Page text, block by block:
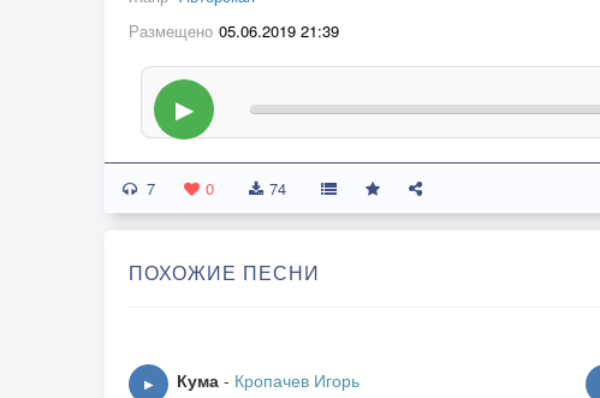
Размещено 05.06.2019 21:39
▶
7 0 74
ПОХОЖИЕ ПЕСНИ
▶ Кума - Кропачев Игорь